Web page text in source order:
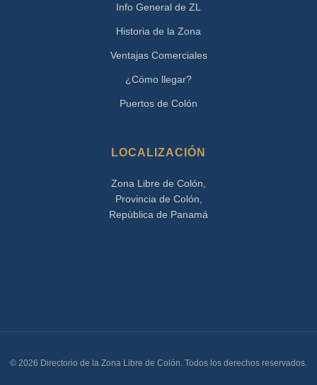
Info General de ZL
Historia de la Zona
Ventajas Comerciales
¿Cómo llegar?
Puertos de Colón
LOCALIZACIÓN
Zona Libre de Colón,
Provincia de Colón,
República de Panamá
© 2026 Directorio de la Zona Libre de Colón. Todos los derechos reservados.